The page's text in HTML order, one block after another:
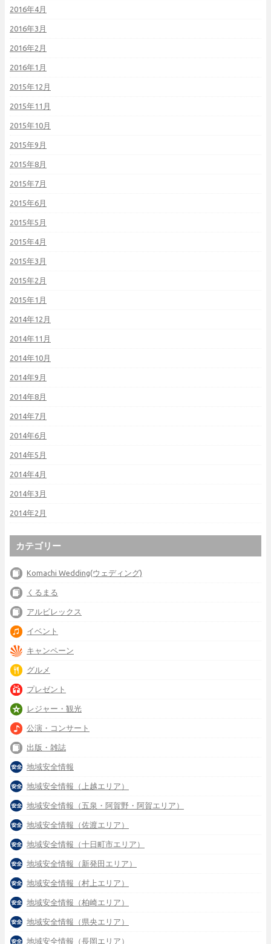
2016年4月
2016年3月
2016年2月
2016年1月
2015年12月
2015年11月
2015年10月
2015年9月
2015年8月
2015年7月
2015年6月
2015年5月
2015年4月
2015年3月
2015年2月
2015年1月
2014年12月
2014年11月
2014年10月
2014年9月
2014年8月
2014年7月
2014年6月
2014年5月
2014年4月
2014年3月
2014年2月
カテゴリー
Komachi Wedding(ウェディング)
くるまる
アルビレックス
イベント
キャンペーン
グルメ
プレゼント
レジャー・観光
公演・コンサート
出版・雑誌
地域安全情報
地域安全情報（上越エリア）
地域安全情報（五泉・阿賀野・阿賀エリア）
地域安全情報（佐渡エリア）
地域安全情報（十日町市エリア）
地域安全情報（新発田エリア）
地域安全情報（村上エリア）
地域安全情報（柏崎エリア）
地域安全情報（県央エリア）
地域安全情報（長岡エリア）